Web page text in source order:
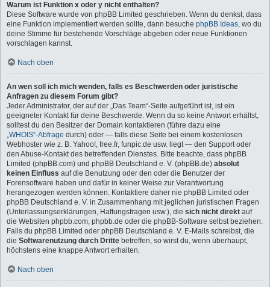
Warum ist Funktion x oder y nicht enthalten?
Diese Software wurde von phpBB Limited geschrieben. Wenn du denkst, dass
eine Funktion implementiert werden sollte, dann besuche phpBB Ideas, wo du
deine Stimme für bestehende Vorschläge abgeben oder neue Funktionen
vorschlagen kannst.
Nach oben
An wen soll ich mich wenden, falls es Beschwerden oder juristische
Anfragen zu diesem Forum gibt?
Jeder Administrator, der auf der „Das Team“-Seite aufgeführt ist, ist ein
geeigneter Kontakt für deine Beschwerde. Wenn du so keine Antwort erhältst,
solltest du den Besitzer der Domain kontaktieren (führe dazu eine
„WHOIS“-Abfrage durch) oder — falls diese Seite bei einem kostenlosen
Webhoster wie z. B. Yahoo!, free.fr, funpic.de usw. liegt — den Support oder
den Abuse-Kontakt des betreffenden Dienstes. Bitte beachte, dass phpBB
Limited (phpBB.com) und phpBB Deutschland e. V. (phpBB.de) absolut
keinen Einfluss auf die Benutzung oder den oder die Benutzer der
Forensoftware haben und dafür in keiner Weise zur Verantwortung
herangezogen werden können. Kontaktiere daher nie phpBB Limited oder
phpBB Deutschland e. V. in Zusammenhang mit jeglichen juristischen Fragen
(Unterlassungserklärungen, Haftungsfragen usw.), die sich nicht direkt auf
die Websiten phpbb.com, phpbb.de oder die phpBB-Software selbst beziehen.
Falls du phpBB Limited oder phpBB Deutschland e. V. E-Mails schreibst, die
die Softwarenutzung durch Dritte betreffen, so wirst du, wenn überhaupt,
höchstens eine knappe Antwort erhalten.
Nach oben